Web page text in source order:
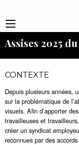
Assises 2025 du
CONTEXTE
Depuis plusieurs années,
sur la problématique de
visuels. Afin d’apporter
travailleuses et
créer un syndicat
reconnues par des